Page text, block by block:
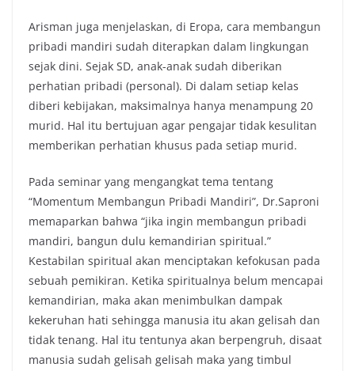
Arisman juga menjelaskan, di Eropa, cara membangun
pribadi mandiri sudah diterapkan dalam lingkungan
sejak dini. Sejak SD, anak-anak sudah diberikan
perhatian pribadi (personal). Di dalam setiap kelas
diberi kebijakan, maksimalnya hanya menampung 20
murid. Hal itu bertujuan agar pengajar tidak kesulitan
memberikan perhatian khusus pada setiap murid.
Pada seminar yang mengangkat tema tentang
“Momentum Membangun Pribadi Mandiri”, Dr.Saproni
memaparkan bahwa “jika ingin membangun pribadi
mandiri, bangun dulu kemandirian spiritual.”
Kestabilan spiritual akan menciptakan kefokusan pada
sebuah pemikiran. Ketika spiritualnya belum mencapai
kemandirian, maka akan menimbulkan dampak
kekeruhan hati sehingga manusia itu akan gelisah dan
tidak tenang. Hal itu tentunya akan berpengruh, disaat
manusia sudah gelisah gelisah maka yang timbul